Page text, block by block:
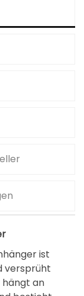
ist
versprüht
hängt an